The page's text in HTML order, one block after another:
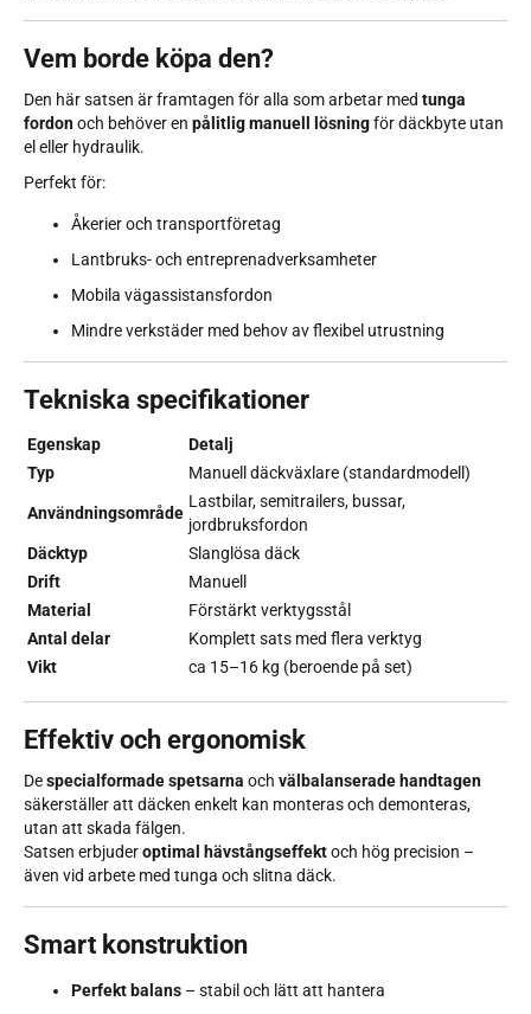
Vem borde köpa den?
Den här satsen är framtagen för alla som arbetar med tunga
fordonoch behöver en pålitlig manuell lösningför däckbyte utan
el eller hydraulik.
Perfekt för:
Åkerier och transportföretag
Lantbruks- och entreprenadverksamheter
Mobila vägassistansfordon
Mindre verkstäder med behov av flexibel utrustning
Tekniska specifikationer
Egenskap
Detalj
Typ
Manuell däckväxlare (standardmodell)
Användningsområde
Lastbilar, semitrailers, bussar,
jordbruksfordon
Däcktyp
Slanglösa däck
Drift
Manuell
Material
Förstärkt verktygsstål
Antal delar
Komplett sats med flera verktyg
Vikt
ca 15–16 kg (beroende på set)
Effektiv och ergonomisk
Despecialformade spetsarna och välbalanserade handtagen
säkerställer att däcken enkelt kan monteras och demonteras,
utan att skada fälgen.
Satsen erbjuderoptimal hävstångseffektoch hög precision –
även vid arbete med tunga och slitna däck.
Smart konstruktion
Perfekt balans – stabil och lätt att hantera